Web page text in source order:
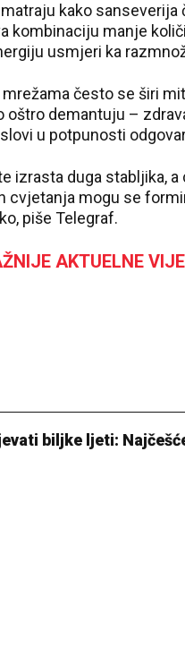
kako sanseverija
kombinaciju manje
usmjeri ka
često se širi
oštro demantuju –
u potpunosti
izrasta duga stabljika,
cvjetanja mogu se
piše Telegraf.
AKTUELNE
biljke ljeti: